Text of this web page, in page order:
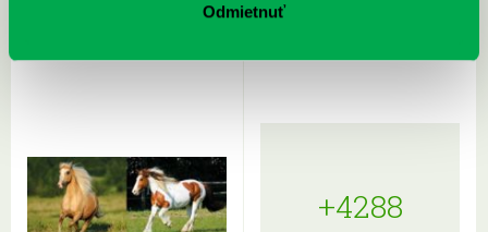
Odmietnuť
Sprievodca po hviezdnej oblohe
kompletný sprievodca
+4288